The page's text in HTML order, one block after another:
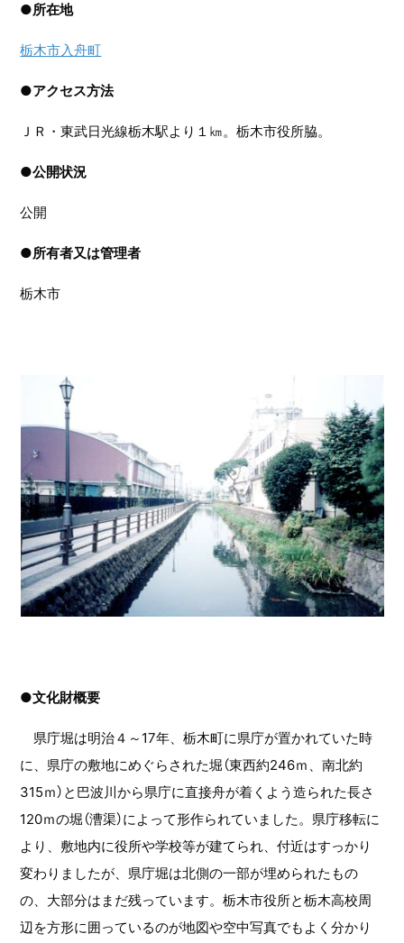
●所在地
栃木市入舟町
●アクセス方法
ＪＲ・東武日光線栃木駅より１㎞。栃木市役所脇。
●公開状況
公開
●所有者又は管理者
栃木市
●文化財概要
県庁堀は明治４～17年、栃木町に県庁が置かれていた時
に、県庁の敷地にめぐらされた堀（東西約246ｍ、南北約
315ｍ）と巴波川から県庁に直接舟が着くよう造られた長さ
120ｍの堀（漕渠）によって形作られていました。県庁移転に
より、敷地内に役所や学校等が建てられ、付近はすっかり
変わりましたが、県庁堀は北側の一部が埋められたもの
の、大部分はまだ残っています。栃木市役所と栃木高校周
辺を方形に囲っているのが地図や空中写真でもよく分かり